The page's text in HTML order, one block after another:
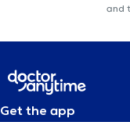
The description was edited
information.
and
Get the app